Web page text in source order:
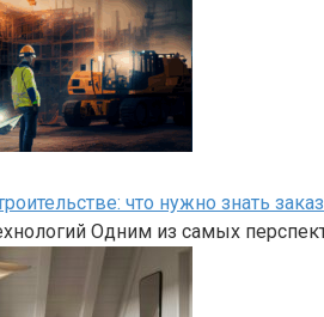
что нужно знать
Одним из самых